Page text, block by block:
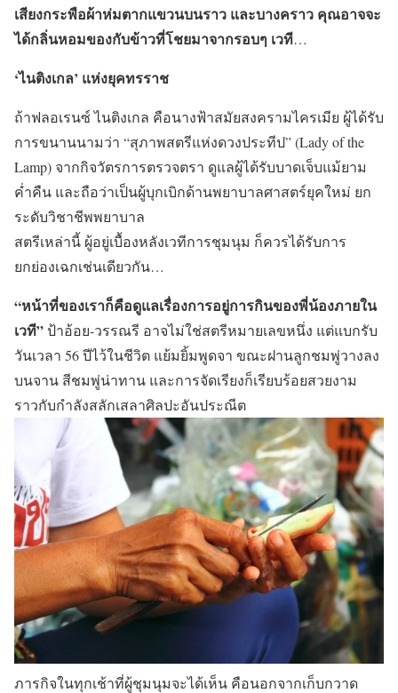
เสียงกระพือผ้าห่มตากแขวนบนราว และบางคราว คุณอาจจะ
ได้กลิ่นหอมของกับข้าวที่โชยมาจากรอบๆ เวที…
‘ไนติงเกล’ แห่งยุคทรราช
ถ้าฟลอเรนซ์ ไนติงเกล คือนางฟ้าสมัยสงครามไครเมีย ผู้ได้รับ
การขนานนามว่า “สุภาพสตรีแห่งดวงประทีป” (Lady of the
Lamp) จากกิจวัตรการตรวจตรา ดูแลผู้ได้รับบาดเจ็บแม้ยาม
ค่ำคืน และถือว่าเป็นผู้บุกเบิกด้านพยาบาลศาสตร์ยุคใหม่ ยก
ระดับวิชาชีพพยาบาล
สตรีเหล่านี้ ผู้อยู่เบื้องหลังเวทีการชุมนุม ก็ควรได้รับการ
ยกย่องเฉกเช่นเดียวกัน…
“หน้าที่ของเราก็คือดูแลเรื่องการอยู่การกินของพี่น้องภายใน
เวที”ป้าอ้อย-วรรณรี อาจไม่ใช่สตรีหมายเลขหนึ่ง แต่แบกรับ
วันเวลา 56 ปีไว้ในชีวิต แย้มยิ้มพูดจา ขณะฝานลูกชมพู่วางลง
บนจาน สีชมพู่น่าทาน และการจัดเรียงก็เรียบร้อยสวยงาม
ราวกับกำลังสลักเสลาศิลปะอันประณีต
ภารกิจในทุกเช้าที่ผู้ชุมนุมจะได้เห็น คือนอกจากเก็บกวาด